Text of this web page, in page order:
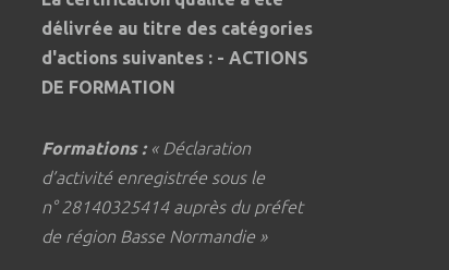
délivrée au titre des catégories
d'actions suivantes : - ACTIONS
DE FORMATION
Formations : « Déclaration
d’activité enregistrée sous le
n° 28140325414 auprès du préfet
de région Basse Normandie »